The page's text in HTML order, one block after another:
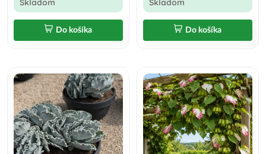
Skladom
Do košíka
Skladom
Do košíka